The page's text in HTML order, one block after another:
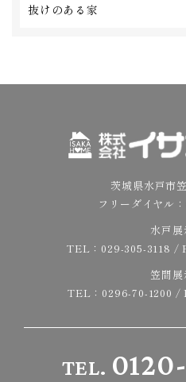
抜けのある家
茨城県水戸市
フリーダイヤル：
水戸展
TEL： 029-305-3118 /
笠間展
TEL： 0296-70-1200 /
TEL.